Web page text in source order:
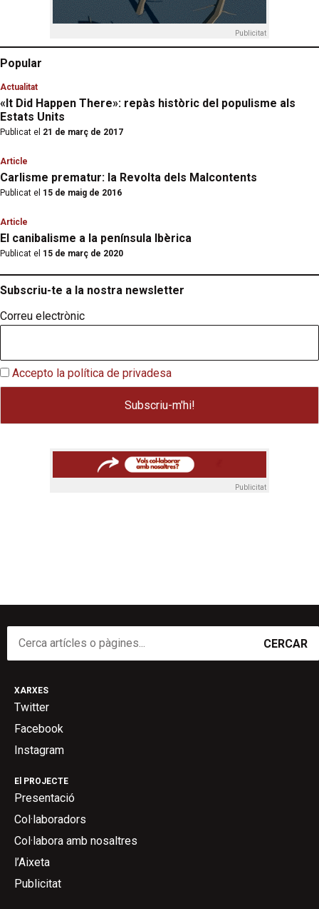
Publicitat
Popular
Actualitat
«It Did Happen There»: repàs històric del populisme als
Estats Units
Publicat el 21 de març de 2017
Article
Carlisme prematur: la Revolta dels Malcontents
Publicat el 15 de maig de 2016
Article
El canibalisme a la península Ibèrica
Publicat el 15 de març de 2020
Subscriu-te a la nostra newsletter
Correu electrònic
Accepto la política de privadesa
Publicitat
CERCAR
El PROJECTE
Presentació
Col·laboradors
Col·labora amb nosaltres
l’Aixeta
Publicitat
XARXES
Twitter
Facebook
Instagram